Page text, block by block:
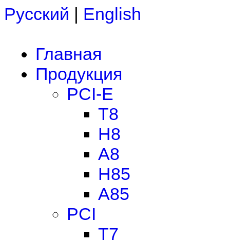
Русский | English
Главная
Продукция
PCI-E
T8
H8
A8
H85
A85
PCI
T7